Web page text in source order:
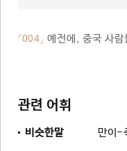
「004」 예전에, 중국 사
관련 어휘
비슷한말 만이-